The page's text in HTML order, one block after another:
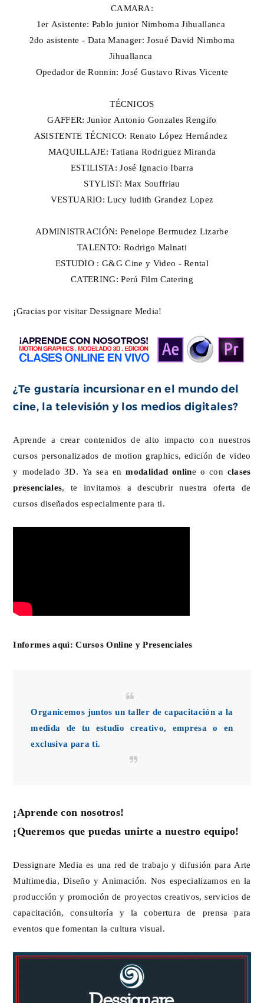
CAMARA:
1er Asistente: Pablo junior Nimboma Jihuallanca
2do asistente - Data Manager: Josué David Nimboma
Jihuallanca
Opedador de Ronnin: José Gustavo Rivas Vicente
TÉCNICOS
GAFFER: Junior Antonio Gonzales Rengifo
ASISTENTE TÉCNICO: Renato López Hernández
MAQUILLAJE: Tatiana Rodriguez Miranda
ESTILISTA: José Ignacio Ibarra
STYLIST: Max Souffriau
VESTUARIO: Lucy ludith Grandez Lopez
ADMINISTRACIÓN: Penelope Bermudez Lizarbe
TALENTO: Rodrigo Malnati
ESTUDIO : G&G Cine y Video - Rental
CATERING: Perú Film Catering
¡Gracias por visitar Dessignare Media!
¿Te gustaría incursionar en el mundo del
cine, la televisión y los medios digitales?
Aprende a crear contenidos de alto impacto con nuestros
cursos personalizados de motion graphics, edición de video
y modelado 3D. Ya sea en modalidad online o con clases
presenciales, te invitamos a descubrir nuestra oferta de
cursos diseñados especialmente para ti.
Informes aquí:Cursos Online y Presenciales
Organicemos juntos un taller de capacitación a la
medida de tu estudio creativo, empresa o en
exclusiva para ti.
¡Aprende con nosotros!
¡Queremos que puedas unirte a nuestro equipo!
Dessignare Media es una red de trabajo y difusión para Arte
Multimedia, Diseño y Animación. Nos especializamos en la
producción y promoción de proyectos creativos, servicios de
capacitación, consultoría y la cobertura de prensa para
eventos que fomentan la cultura visual.